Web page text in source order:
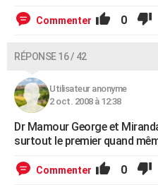
Commenter 0
RÉPONSE 16 / 42
Utilisateur anonyme
2 oct. 2008 à 12:38
Dr Mamour George et
surtout le premier quand
Commenter 0